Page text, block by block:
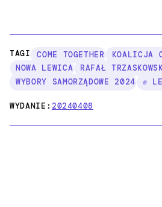
TAGI: COME TOGETHER
KOALICJA
NOWA LEWICA
RAFAŁ
WYBORY SAMORZĄDOWE 2024
✊
WYDANIE:20240408